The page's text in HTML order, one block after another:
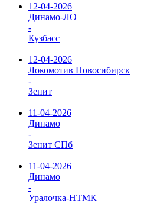
12-04-2026
Динамо-ЛО
-
Кузбасс
12-04-2026
Локомотив Новосибирск
-
Зенит
11-04-2026
Динамо
-
Зенит СПб
11-04-2026
Динамо
-
Уралочка-НТМК